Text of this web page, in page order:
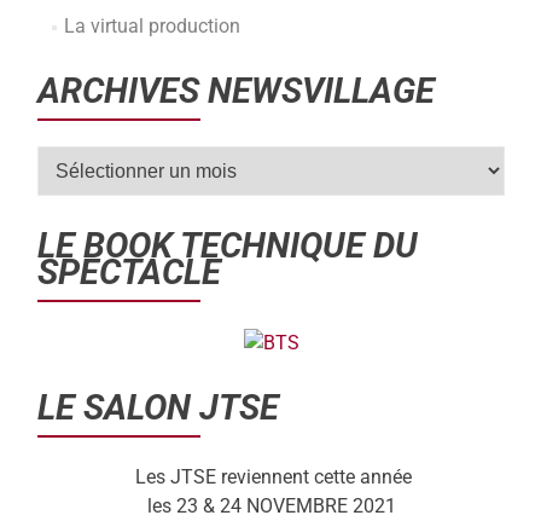
La virtual production
ARCHIVES NEWSVILLAGE
LE BOOK TECHNIQUE DU
SPECTACLE
LE SALON JTSE
Les JTSE reviennent cette année
les 23 & 24 NOVEMBRE 2021